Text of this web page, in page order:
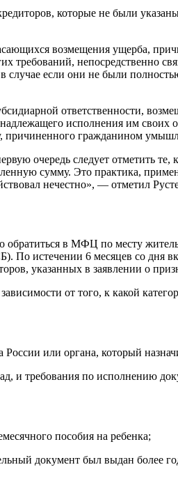
которые не были
возмещения ущерба,
требований, непосредственно
случае если они не были
ответственности,
исполнения им своих
причиненного гражданином
очередь следует отметить те,
сумму. Это практика,
нечестно», — отметил
обратиться в МФЦ по месту
По истечении 6 месяцев со дня
указанных в заявлении о
от того, к какой
или органа, который
и требования по исполнению
пособия на ребенка;
документ был выдан более